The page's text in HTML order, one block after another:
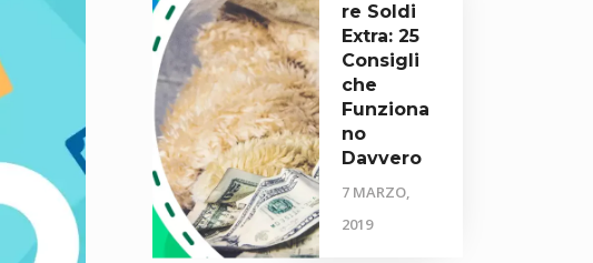
re Soldi
Extra: 25
Consigli
che
Funziona
no
Davvero
7 MARZO,
2019